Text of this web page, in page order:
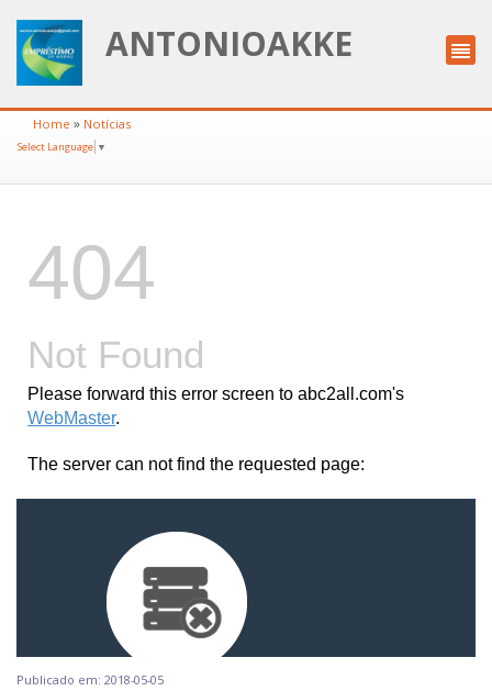
ANTONIOAKKE
Home » Notícias
Select Language ▼
Publicado em: 2018-05-05